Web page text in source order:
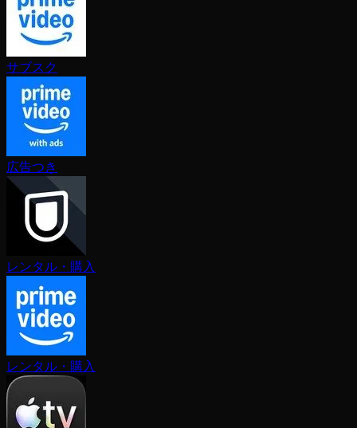
サブスク
広告つき
レンタル・購入
レンタル・購入